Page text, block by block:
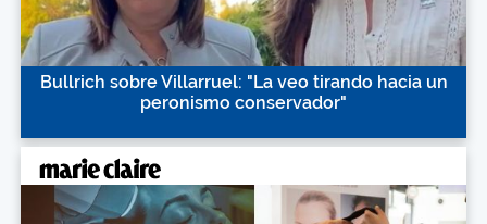
Bullrich sobre Villarruel: "La veo tirando hacia un
peronismo conservador"